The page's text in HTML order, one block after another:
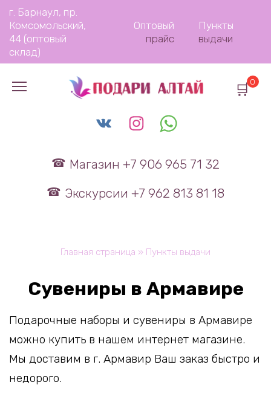
Перейти
содержанию
г. Барнаул, пр.
Комсомольский,
44 (оптовый
склад)
Оптовый
прайс
Пункты
выдачи
Магазин +7 906 965 71 32
Экскурсии +7 962 813 81 18
0
Главная страница » Пункты выдачи
Сувениры в Армавире
Подарочные наборы и сувениры в Армавире
можно купить в нашем интернет магазине.
Мы доставим в г. Армавир Ваш заказ быстро и
недорого.